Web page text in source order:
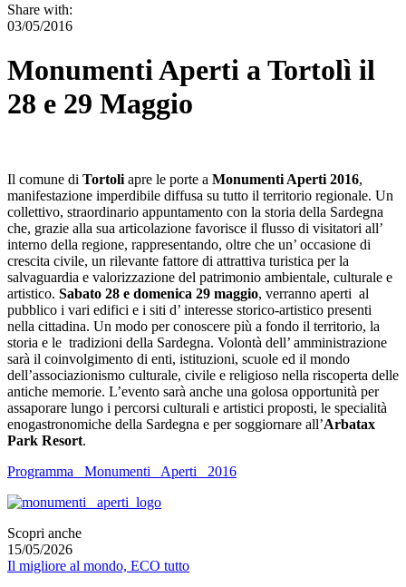
Share with:
03/05/2016
Monumenti Aperti a Tortolì il
28 e 29 Maggio
Il comune di Tortoli apre le porte a Monumenti Aperti 2016,
manifestazione imperdibile diffusa su tutto il territorio regionale. Un
collettivo, straordinario appuntamento con la storia della Sardegna
che, grazie alla sua articolazione favorisce il flusso di visitatori all’
interno della regione, rappresentando, oltre che un’ occasione di
crescita civile, un rilevante fattore di attrattiva turistica per la
salvaguardia e valorizzazione del patrimonio ambientale, culturale e
artistico. Sabato 28 e domenica 29 maggio, verranno aperti al
pubblico i vari edifici e i siti d’ interesse storico-artistico presenti
nella cittadina. Un modo per conoscere più a fondo il territorio, la
storia e le tradizioni della Sardegna. Volontà dell’ amministrazione
sarà il coinvolgimento di enti, istituzioni, scuole ed il mondo
dell’associazionismo culturale, civile e religioso nella riscoperta delle
antiche memorie. L’evento sarà anche una golosa opportunità per
assaporare lungo i percorsi culturali e artistici proposti, le specialità
enogastronomiche della Sardegna e per soggiornare all’Arbatax
Park Resort.
Programma_ Monumenti_ Aperti_ 2016
Scopri anche
15/05/2026
Il migliore al mondo, ECO tutto